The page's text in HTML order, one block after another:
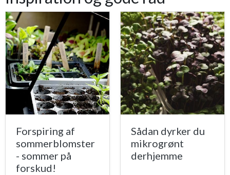
Forspiring af
sommerblomster
- sommer på
forskud!
Sådan dyrker du
mikrogrønt
derhjemme